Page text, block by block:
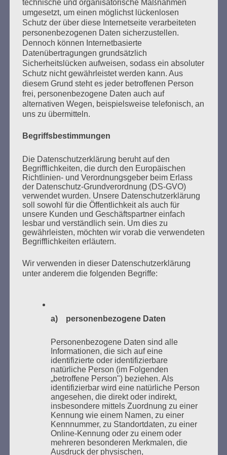
Esther Bejarano
SUCHEN
MARATHONLESUNG AUS DEN
VERBRANNTEN BÜCHERN
Zum 26. Mal gibt es eine Marathonlesung anlässlich
des Gedenkens an die Verbrennung von Büchern am
Studentenorganisationen und Burschenschaftler
Bücher verbrannten.
Weitere Informationen:lesezeichen-setzen.de
GEDENKEN UND ERINNERN BEGINNT IN
UNSERER NACHBARSCHAFT
technische und organisatorische Maßnahmen
umgesetzt, um einen möglichst lückenlosen
Schutz der über diese Internetseite verarbeiteten
personenbezogenen Daten sicherzustellen.
Dennoch können Internetbasierte
Datenübertragungen grundsätzlich
Sicherheitslücken aufweisen, sodass ein absoluter
Schutz nicht gewährleistet werden kann. Aus
diesem Grund steht es jeder betroffenen Person
frei, personenbezogene Daten auch auf
alternativen Wegen, beispielsweise telefonisch, an
uns zu übermitteln.
Begriffsbestimmungen
Die Datenschutzerklärung beruht auf den
Begrifflichkeiten, die durch den Europäischen
Richtlinien- und Verordnungsgeber beim Erlass
der Datenschutz-Grundverordnung (DS-GVO)
verwendet wurden. Unsere Datenschutzerklärung
soll sowohl für die Öffentlichkeit als auch für
unsere Kunden und Geschäftspartner einfach
lesbar und verständlich sein. Um dies zu
gewährleisten, möchten wir vorab die verwendeten
Begrifflichkeiten erläutern.
Wir verwenden in dieser Datenschutzerklärung
unter anderem die folgenden Begriffe:
a) personenbezogene Daten
Personenbezogene Daten sind alle
Informationen, die sich auf eine
identifizierte oder identifizierbare
natürliche Person (im Folgenden
„betroffene Person") beziehen. Als
identifizierbar wird eine natürliche Person
angesehen, die direkt oder indirekt,
insbesondere mittels Zuordnung zu einer
Kennung wie einem Namen, zu einer
Kennnummer, zu Standortdaten, zu einer
Online-Kennung oder zu einem oder
mehreren besonderen Merkmalen, die
Ausdruck der physischen,